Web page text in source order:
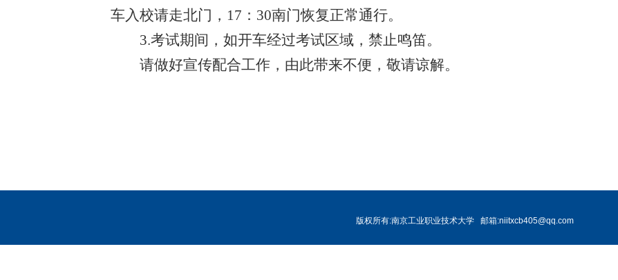
车入校请走北门，17：30南门恢复正常通行。
3.考试期间，如开车经过考试区域，禁止鸣笛。
请做好宣传配合工作，由此带来不便，敬请谅解。
版权所有:南京工业职业技术大学 邮箱:niitxcb405@qq.com